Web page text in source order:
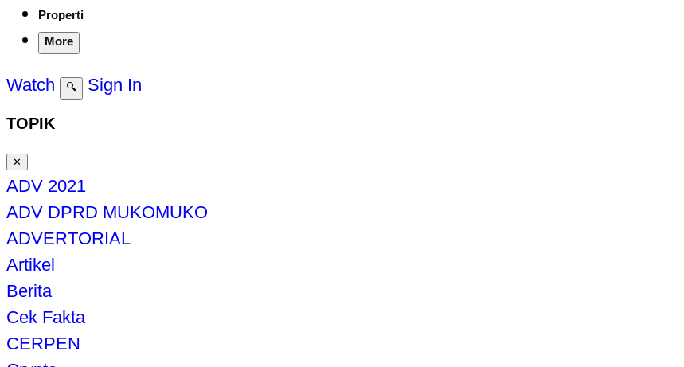
Properti
More
Watch 🔍 Sign In
TOPIK
✕
ADV 2021
ADV DPRD MUKOMUKO
ADVERTORIAL
Artikel
Berita
Cek Fakta
CERPEN